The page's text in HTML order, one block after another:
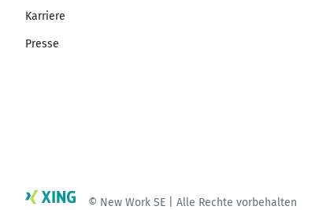
Karriere
Presse
© New Work SE | Alle Rechte vorbehalten